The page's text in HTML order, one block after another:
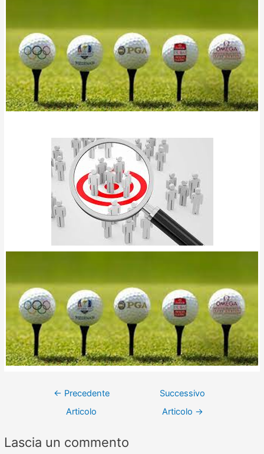
← Precedente
Articolo
Successivo
Articolo →
Lascia un commento